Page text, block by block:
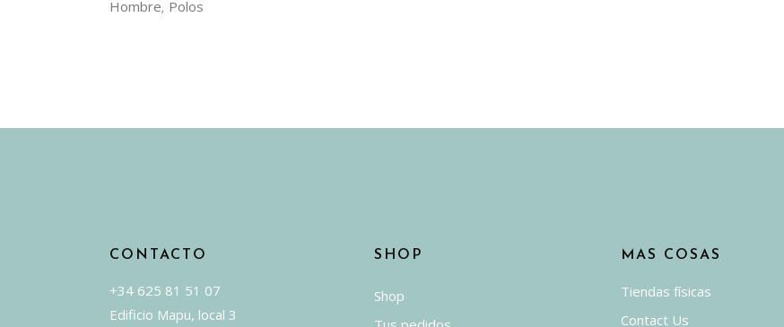
tiene
se
producto
Hombre, Polos
CONTACTO
+34 625 81 51 07
Edificio Mapu, local 3
SHOP
Shop
MAS COSAS
Tiendas físicas
Contact Us